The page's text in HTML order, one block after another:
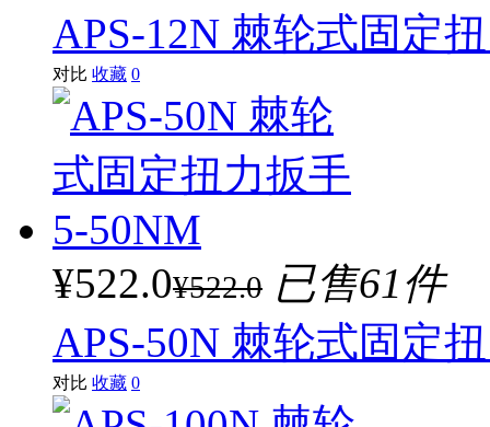
APS-12N 棘轮式固定
对比 收藏 0
¥522.0¥522.0 已售61件
APS-50N 棘轮式固定
对比 收藏 0